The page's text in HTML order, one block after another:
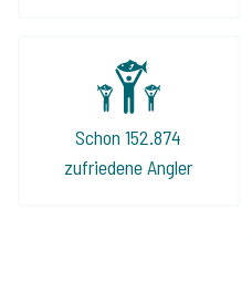
Schon 152.874
zufriedene Angler